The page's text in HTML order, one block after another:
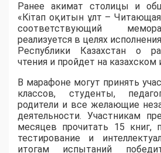
Ранее акимат столицы и
«Кітап оқитын ұлт –
соответствующий
реализуется в целях
Республики Казахстан о
чтения и пройдет на казахском
В марафоне могут принять
классов, студенты,
родители и все желающие
деятельности. Участникам
месяцев прочитать 15 книг,
тестирование и
итогам испытаний